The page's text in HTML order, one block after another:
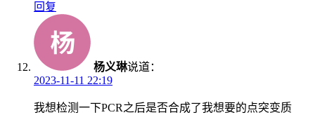
回复
杨义琳说道：
2023-11-11 22:19
我想检测一下PCR之后是否合成了我想要的点突变质